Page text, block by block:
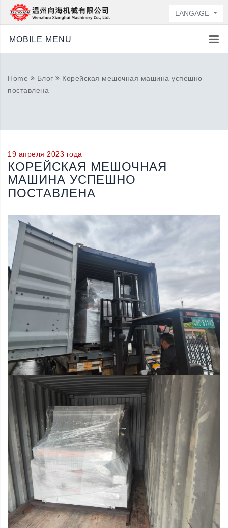
LANGAGE
MOBILE MENU
Home Блог
Корейская мешочная машина успешно
поставлена
19 апреля 2023 года
КОРЕЙСКАЯ МЕШОЧНАЯ
МАШИНА УСПЕШНО
ПОСТАВЛЕНА